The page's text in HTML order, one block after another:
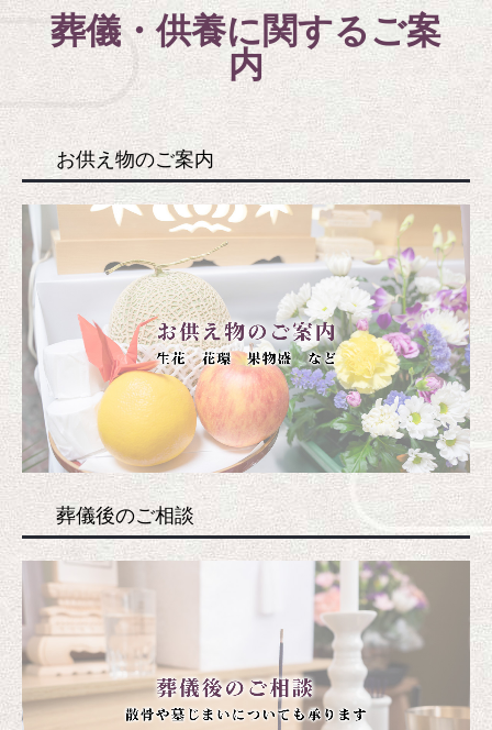
葬儀・供養に関するご案
内
お供え物のご案内
葬儀後のご相談